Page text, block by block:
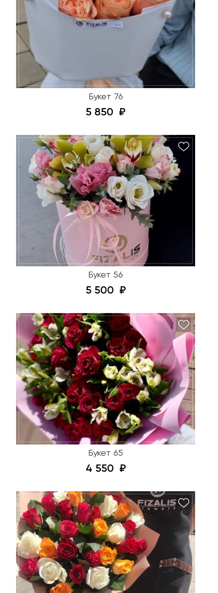
Букет 76
5 850
Букет 56
5 500
Букет 65
4 550